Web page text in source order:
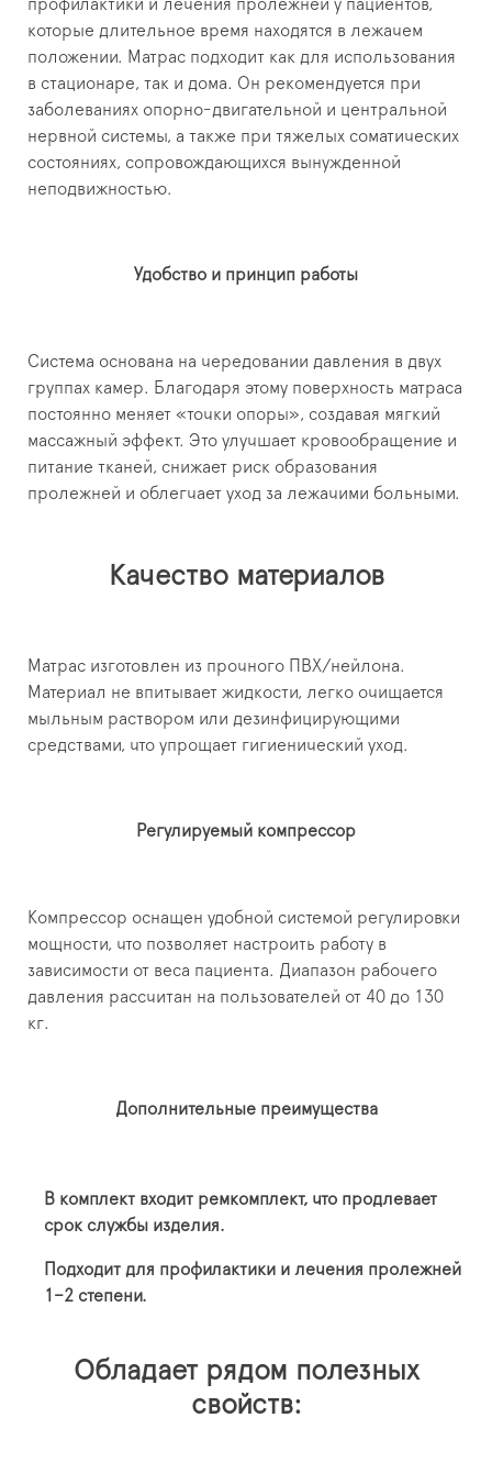
профилактики и лечения пролежней у пациентов,
которые длительное время находятся в лежачем
положении. Матрас подходит как для использования
в стационаре, так и дома. Он рекомендуется при
заболеваниях опорно-двигательной и центральной
нервной системы, а также при тяжелых соматических
состояниях, сопровождающихся вынужденной
неподвижностью.
Удобство и принцип работы
Система основана на чередовании давления в двух
группах камер. Благодаря этому поверхность матраса
постоянно меняет «точки опоры», создавая мягкий
массажный эффект. Это улучшает кровообращение и
питание тканей, снижает риск образования
пролежней и облегчает уход за лежачими больными.
Качество материалов
Матрас изготовлен из прочного ПВХ/нейлона.
Материал не впитывает жидкости, легко очищается
мыльным раствором или дезинфицирующими
средствами, что упрощает гигиенический уход.
Регулируемый компрессор
Компрессор оснащен удобной системой регулировки
мощности, что позволяет настроить работу в
зависимости от веса пациента. Диапазон рабочего
давления рассчитан на пользователей от 40 до 130
кг.
Дополнительные преимущества
В комплект входит ремкомплект, что продлевает
срок службы изделия.
Подходит для профилактики и лечения пролежней
1–2 степени.
Обладает рядом полезных
свойств: